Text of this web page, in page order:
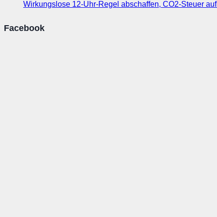
Wirkungslose 12-Uhr-Regel abschaffen, CO2-Steuer
Facebook